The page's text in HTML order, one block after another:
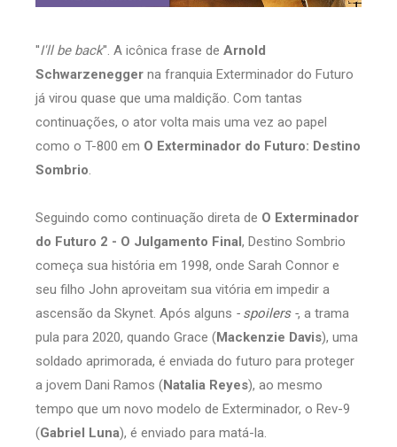
''I'll be back''. A icônica frase de Arnold
Schwarzenegger na franquia Exterminador do Futuro
já virou quase que uma maldição. Com tantas
continuações, o ator volta mais uma vez ao papel
como o T-800 em O Exterminador do Futuro: Destino
Sombrio.
Seguindo como continuação direta de O Exterminador
do Futuro 2 - O Julgamento Final, Destino Sombrio
começa sua história em 1998, onde Sarah Connor e
seu filho John aproveitam sua vitória em impedir a
ascensão da Skynet. Após alguns - spoilers -, a trama
pula para 2020, quando Grace (Mackenzie Davis), uma
soldado aprimorada, é enviada do futuro para proteger
a jovem Dani Ramos (Natalia Reyes), ao mesmo
tempo que um novo modelo de Exterminador, o Rev-9
(Gabriel Luna), é enviado para matá-la.